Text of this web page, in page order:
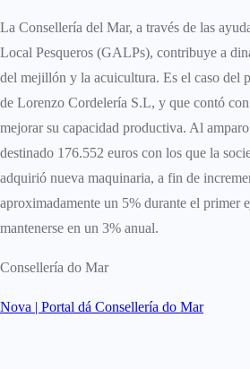
La Consellería del Mar, a través de las
Local Pesqueros (GALPs), contribuye a
del mejillón y la acuicultura. Es el caso del
de Lorenzo Cordelería S.L, y que contó
mejorar su capacidad productiva. Al
destinado 176.552 euros con los que la
adquirió nueva maquinaria, a fin de
aproximadamente un 5% durante el primer
mantenerse en un 3% anual.
Consellería do Mar
Nova | Portal dá Consellería do Mar